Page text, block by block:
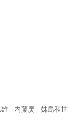
内藤廣 妹島和世